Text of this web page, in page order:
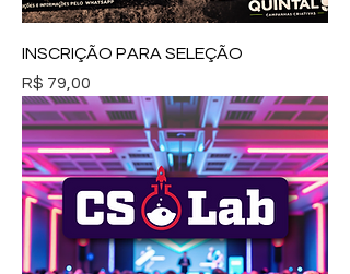
INSCRIÇÃO PARA SELEÇÃO
Preço
R$ 79,00